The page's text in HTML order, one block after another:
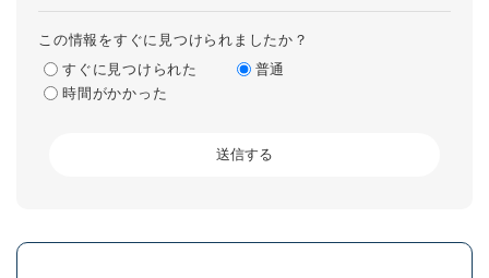
この情報をすぐに見つけられましたか？
すぐに見つけられた
普通
時間がかかった